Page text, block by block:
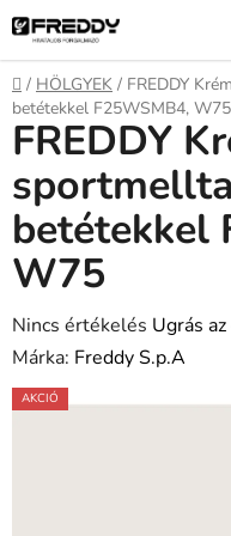
Ugrás
fő
tartalomhoz
Kezdőlap
/ HÖLGYEK / FREDDY
betétekkel F25WSMB4, W75
FREDDY
betétekkel
W75
A
termék
átlagos
Nincs értékelés Ugrás
Márka: Freddy S.p.A
AKCIÓ